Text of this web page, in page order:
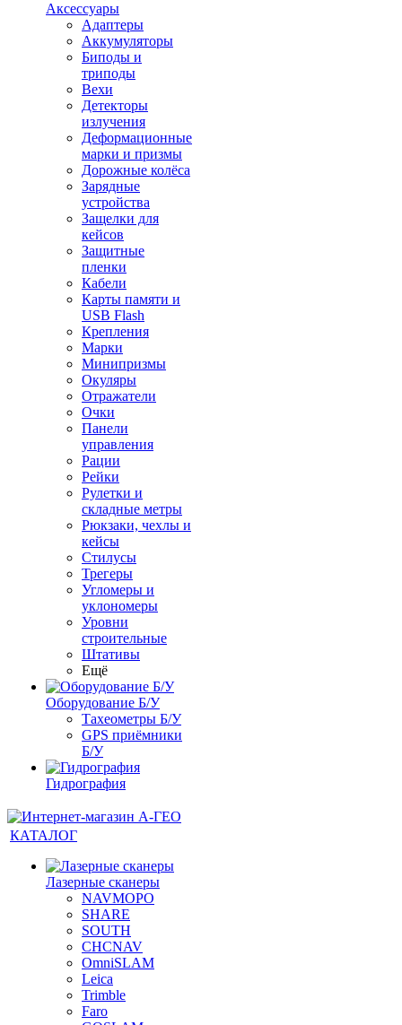
Аксессуары
Адаптеры
Аккумуляторы
Биподы и
триподы
Вехи
Детекторы
излучения
Деформационные
марки и призмы
Дорожные колёса
Зарядные
устройства
Защелки для
кейсов
Защитные
пленки
Кабели
Карты памяти и
USB Flash
Крепления
Марки
Минипризмы
Окуляры
Отражатели
Очки
Панели
управления
Рации
Рейки
Рулетки и
складные метры
Рюкзаки, чехлы и
кейсы
Стилусы
Трегеры
Угломеры и
уклономеры
Уровни
строительные
Штативы
Ещё
Оборудование Б/У
Тахеометры Б/У
GPS приёмники
Б/У
Гидрография
КАТАЛОГ
Лазерные сканеры
NAVMOPO
SHARE
SOUTH
CHCNAV
OmniSLAM
Leica
Trimble
Faro